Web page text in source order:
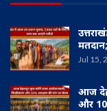
Jul 15,
आज
और